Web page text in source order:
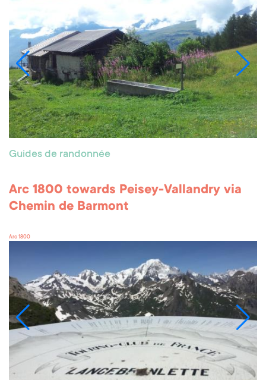
Guides de randonnée
Arc 1800 towards Peisey-Vallandry via
Chemin de Barmont
Arc 1800